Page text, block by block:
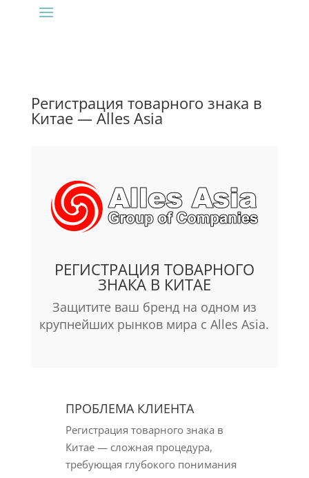
Регистрация товарного знака в
Китае — Alles Asia
РЕГИСТРАЦИЯ ТОВАРНОГО
ЗНАКА В КИТАЕ
Защитите ваш бренд на одном из
крупнейших рынков мира с Alles Asia.
ПРОБЛЕМА КЛИЕНТА
Регистрация товарного знака в
Китае — сложная процедура,
требующая глубокого понимания